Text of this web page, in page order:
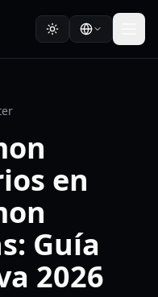
en
Guía
2026